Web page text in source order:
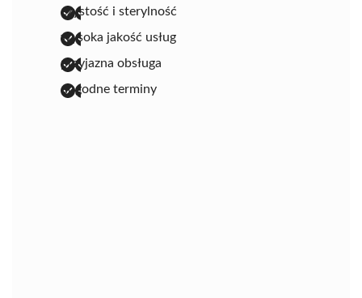
czystość i sterylność
wysoka jakość usług
przyjazna obsługa
dogodne terminy